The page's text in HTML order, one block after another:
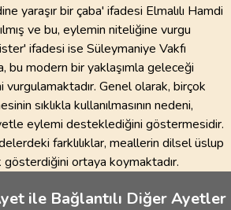
yaraşır bir çaba' ifadesi Elmalılı Hamdi
ve bu, eylemin niteliğine vurgu
ifadesi ise Süleymaniye Vakfı
bu modern bir yaklaşımla geleceği
Genel olarak, birçok
sıklıkla kullanılmasının nedeni,
eylemi desteklediğini göstermesidir.
farklılıklar, meallerin dilsel üslup
ortaya koymaktadır.
ile Bağlantılı Diğer Ayetler